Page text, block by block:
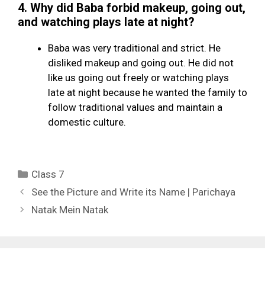
4. Why did Baba forbid makeup, going out,
and watching plays late at night?
Baba was very traditional and strict. He
disliked makeup and going out. He did not
like us going out freely or watching plays
late at night because he wanted the family to
follow traditional values and maintain a
domestic culture.
Categories
Class 7
See the Picture and Write its Name | Parichaya
Natak Mein Natak